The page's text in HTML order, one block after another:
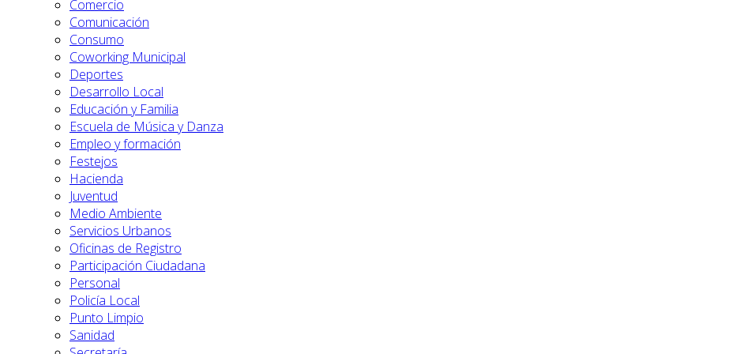
Comercio
Comunicación
Consumo
Coworking Municipal
Deportes
Desarrollo Local
Educación y Familia
Escuela de Música y Danza
Empleo y formación
Festejos
Hacienda
Juventud
Medio Ambiente
Servicios Urbanos
Oficinas de Registro
Participación Ciudadana
Personal
Policía Local
Punto Limpio
Sanidad